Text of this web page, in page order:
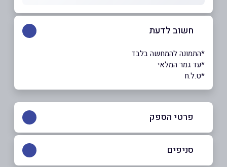
חשוב לדעת
*התמונה להמחשה בלבד
*עד גמר המלאי
*ט.ל.ח
פרטי הספק
סניפים